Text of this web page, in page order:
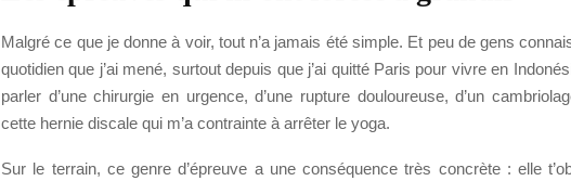
Malgré ce que je donne à voir, tout n’a jamais été simple. Et peu de gens
quotidien que j’ai mené, surtout depuis que j’ai quitté Paris pour vivre en
parler d’une chirurgie en urgence, d’une rupture douloureuse, d’un
cette hernie discale qui m’a contrainte à arrêter le yoga.
Sur le terrain, ce genre d’épreuve a une conséquence très concrète : elle